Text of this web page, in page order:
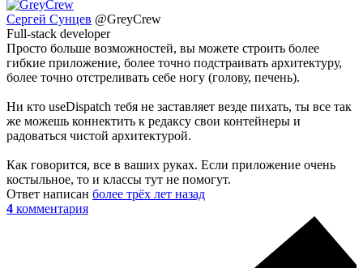
Сергей Сунцев @GreyCrew
Full-stack developer
Просто больше возможностей, вы можете строить более
гибкие приложение, более точно подстраивать архитектуру,
более точно отстреливать себе ногу (голову, печень).
Ни кто useDispatch тебя не заставляет везде пихать, ты все так
же можешь коннектить к редаксу свои контейнеры и
радоваться чистой архитектурой.
Как говорится, все в ваших руках. Если приложение очень
костыльное, то и классы тут не помогут.
Ответ написан более трёх лет назад
4 комментария